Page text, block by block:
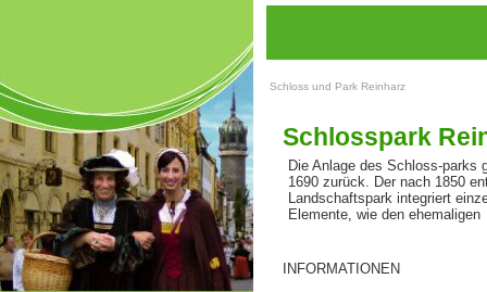
Schloss und Park Reinharz
Schlosspark
Die Anlage des Schloss-parks
1690 zurück. Der nach 1850
Landschaftspark integriert
Elemente, wie den ehemaligen
INFORMATIONEN